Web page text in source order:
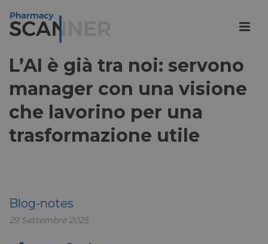
L’AI è già tra noi: servono
manager con una visione
che lavorino per una
trasformazione utile
Blog-notes
29 Settembre 2025